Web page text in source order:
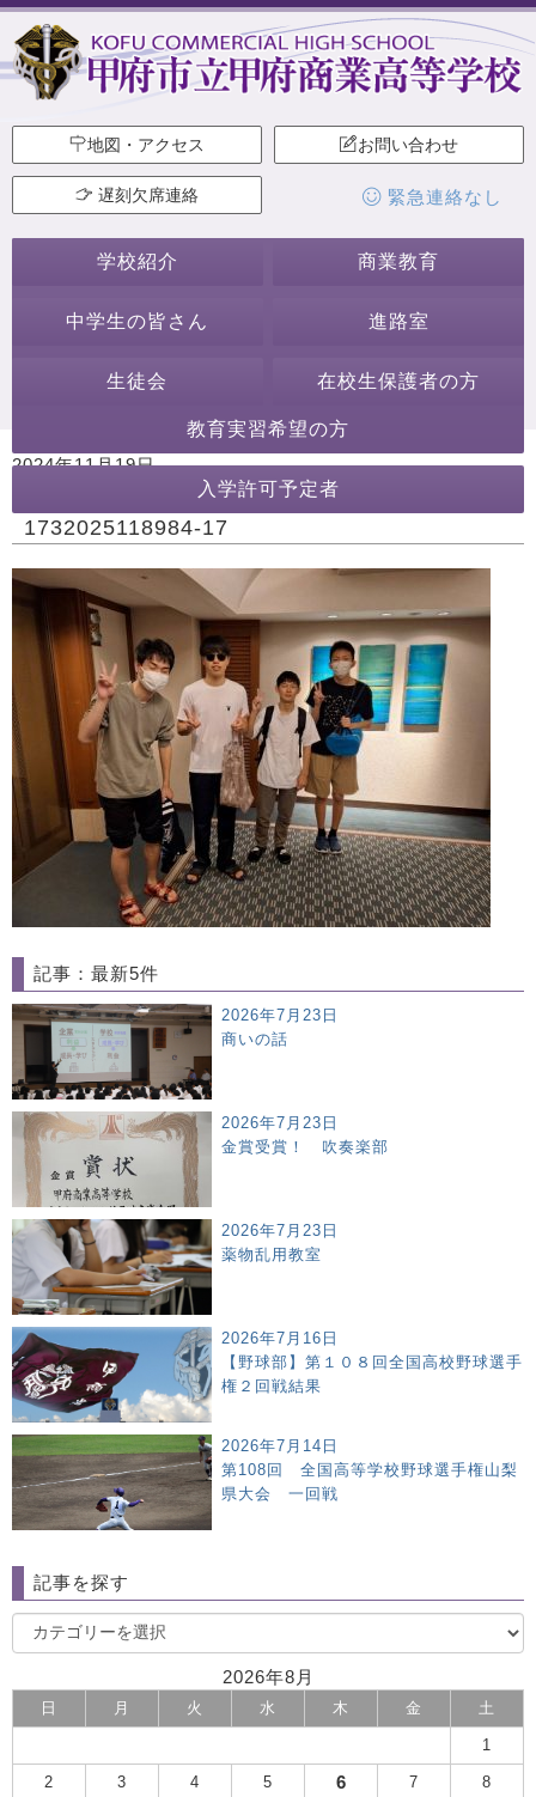
地図・アクセス お問い合わせ
遅刻欠席連絡 緊急連絡なし
学校紹介 商業教育
中学生の皆さん 進路室
生徒会 在校生保護者の方
教育実習希望の方
入学許可予定者
2024年11月19日
1732025118984-17
記事：最新5件
2026年7月23日
商いの話
2026年7月23日
金賞受賞！ 吹奏楽部
2026年7月23日
薬物乱用教室
2026年7月16日
【野球部】第１０８回全国高校野球選手
権２回戦結果
2026年7月14日
第108回 全国高等学校野球選手権山梨
県大会 一回戦
記事を探す
2026年8月
日 月 火 水 木 金 土
1
2 3 4 5 6 7 8